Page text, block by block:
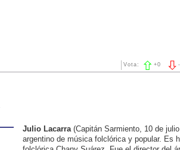
-
Vota: +0
Julio Lacarra(Capitán Sarmiento, 10 de
argentino de música folclórica y popular. Es